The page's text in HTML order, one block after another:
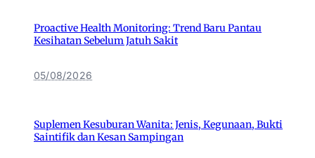
Proactive Health Monitoring: Trend Baru Pantau
Kesihatan Sebelum Jatuh Sakit
05/08/2026
Suplemen Kesuburan Wanita: Jenis, Kegunaan, Bukti
Saintifik dan Kesan Sampingan